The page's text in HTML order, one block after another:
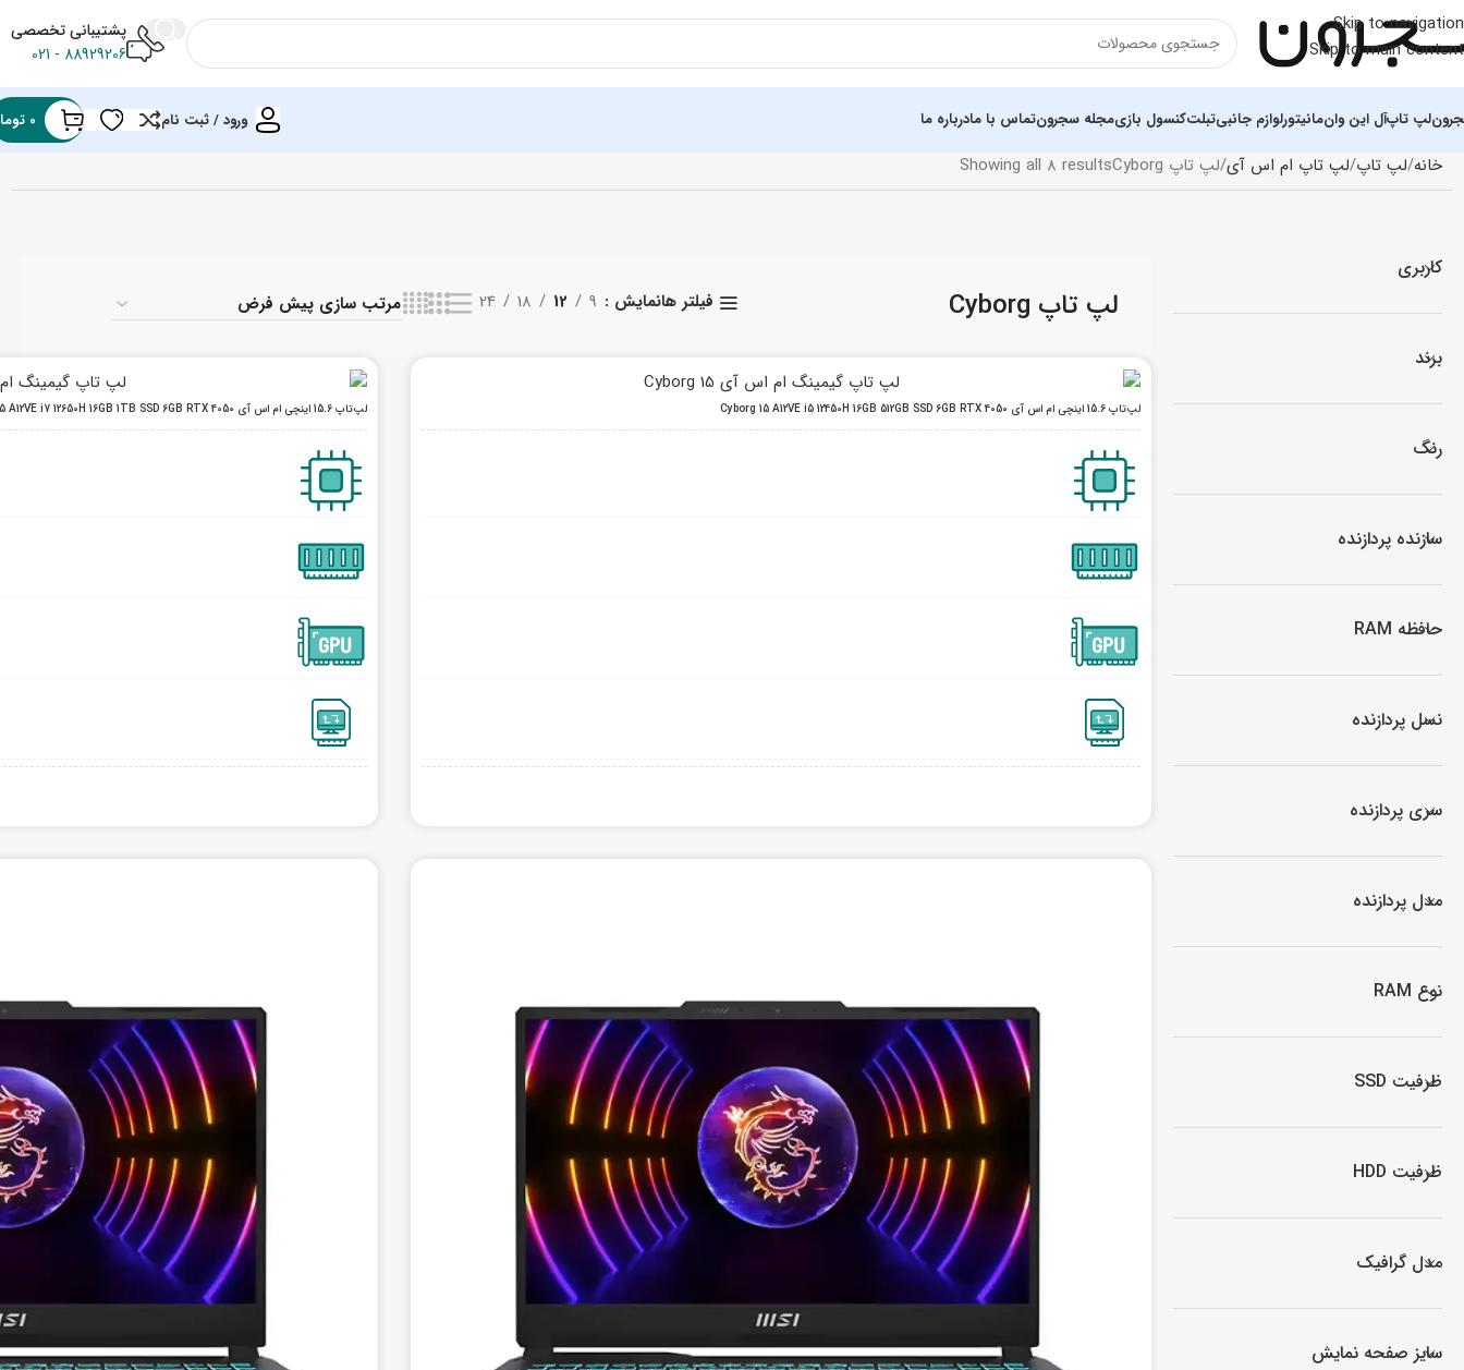
Skip to navigation
Skip to main content
پشتیبانی تخصصی
88929206 - 021
لپ تاپآل این وانمانیتورلوازم جانبیتبلتکنسول بازیمجله سجرونتماس با مادرباره ما ورود / ثبت نام 0
خانه لپ تاپ لپ تاپ ام اس آی لپ تاپ Cyborg Showing all 8 results
کاربری
برند
رنگ
سازنده پردازنده
حافظه RAM
نسل پردازنده
سری پردازنده
مدل پردازنده
نوع RAM
ظرفیت SSD
ظرفیت HDD
مدل گرافیک
سایز صفحه نمایش
لپ تاپ Cyborg فیلتر هانمایش 9
12
18
24
لپ‌تاپ 15.6 اینچی ام اس آی Cyborg 15 A12VE i5 12450H 16GB 512GB SSD 6GB RTX 4050 لپ‌تاپ 15.6 اینچی ام اس آی Cyborg 15 A12VE i7 12650H 16GB 1TB SSD 6GB RTX 4050